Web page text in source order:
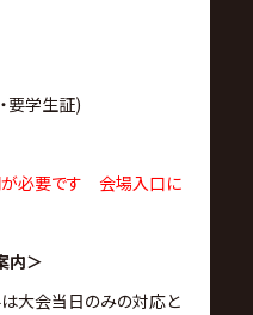
要学生証)
が必要です 会場入口に
内＞
大会当日のみの対応と